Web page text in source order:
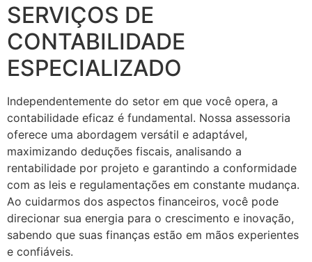
SERVIÇOS DE
CONTABILIDADE
ESPECIALIZADO
Independentemente do setor em que você opera, a
contabilidade eficaz é fundamental. Nossa assessoria
oferece uma abordagem versátil e adaptável,
maximizando deduções fiscais, analisando a
rentabilidade por projeto e garantindo a conformidade
com as leis e regulamentações em constante mudança.
Ao cuidarmos dos aspectos financeiros, você pode
direcionar sua energia para o crescimento e inovação,
sabendo que suas finanças estão em mãos experientes
e confiáveis.